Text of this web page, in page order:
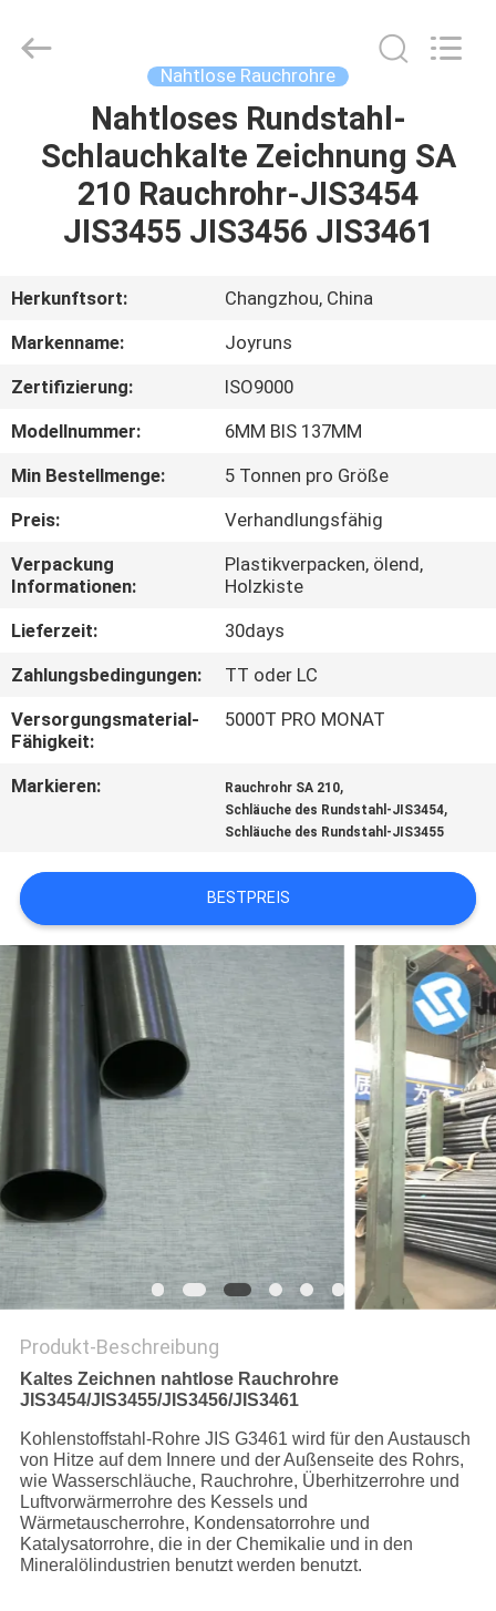
PRODUKTE
US
AUSFLUG
QUALITÄTSKONTROLLE
TRETEN
SIE
MIT
UNS
VERBINDUNG
EIN
ZITAT
SEITENVERZEICHNIS
DATENSCHUTZ-
BESTIMMUNGEN
Tube
Nahtlose Rauchrohre
Nahtloses Rundstahl-
Schlauchkalte Zeichnung SA
210 Rauchrohr-JIS3454
JIS3455 JIS3456 JIS3461
Herkunftsort:
Changzhou, China
Markenname:
Joyruns
Zertifizierung:
ISO9000
Modellnummer:
6MM BIS 137MM
Min Bestellmenge:
5 Tonnen pro Größe
Preis:
Verhandlungsfähig
Verpackung
Informationen:
Plastikverpacken, ölend,
Holzkiste
Lieferzeit:
30days
Zahlungsbedingungen:
TT oder LC
Versorgungsmaterial-
Fähigkeit:
5000T PRO MONAT
Markieren: Rauchrohr SA 210,
Schläuche des Rundstahl-JIS3454,
Schläuche des Rundstahl-JIS3455
BESTPREIS
Produkt-Beschreibung
Kaltes Zeichnen nahtlose Rauchrohre
JIS3454/JIS3455/JIS3456/JIS3461
Kohlenstoffstahl-Rohre JIS G3461 wird für den Austausch
von Hitze auf dem Innere und der Außenseite des Rohrs,
wie Wasserschläuche, Rauchrohre, Überhitzerrohre und
Luftvorwärmerrohre des Kessels und
Wärmetauscherrohre, Kondensatorrohre und
Katalysatorrohre, die in der Chemikalie und in den
Mineralölindustrien benutzt werden benutzt.